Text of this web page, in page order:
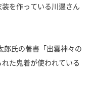
を作っている川邊さん
郎氏の著書「出雲神々の
た鬼着が使われている